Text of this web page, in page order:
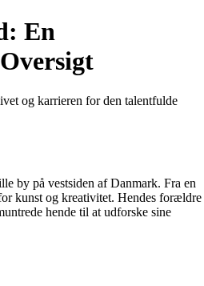
En
og karrieren for den talentfulde
by på vestsiden af Danmark. Fra en
kunst og kreativitet. Hendes forældre
hende til at udforske sine